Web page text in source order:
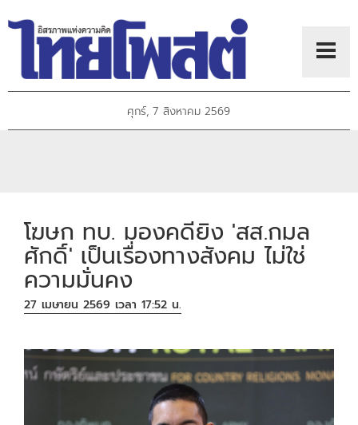
ศุกร์, 7 สิงหาคม 2569
โฆษก ทบ. มองคดียิง 'สส.กมล
ศักดิ์' เป็นเรื่องทางสังคม ไม่ใช่
ความมั่นคง
27 เมษายน 2569 เวลา 17:52 น.